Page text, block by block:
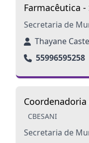
Farmacêutica -
Secretaria de
Thayane
55996595258
CBESANI
Secretaria de